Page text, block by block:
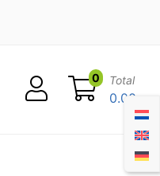
0 Total
0.00